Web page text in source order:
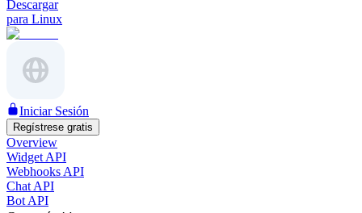
Descargar
para Linux
Iniciar Sesión
Regístrese gratis
Overview
Widget API
Webhooks API
Chat API
Bot API